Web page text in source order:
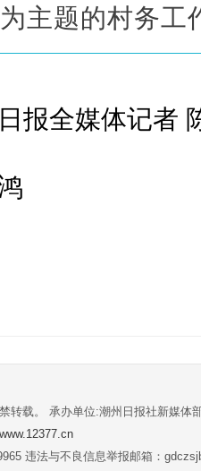
主题的村务工
报全媒体记者
转载。 承办单位:潮州日报社新媒体
违法与不良信息举报邮箱：